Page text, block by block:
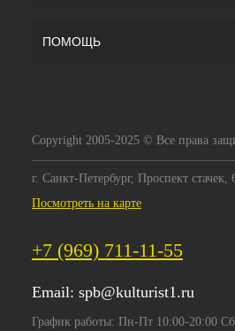
ПОМОЩЬ
Copyright 2005-2025 © Все права
г. Санкт-Петербург, Проспект
Посмотреть на карте
+7 (969) 711-11-55
Email: spb@kulturist1.ru
График работы: Пн-Пт 10:00-20:00